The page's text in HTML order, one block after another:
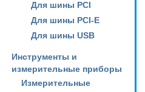
Для шины PCI
Для шины PCI-E
Для шины USB
Инструменты и
измерительные приборы
Измерительные